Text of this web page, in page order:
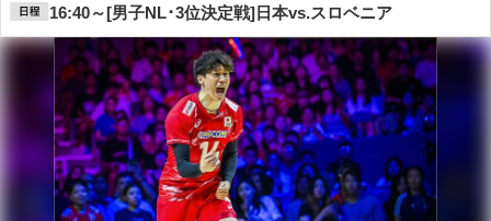
16:40～[男子NL･3位決定戦]日本vs.スロベニア